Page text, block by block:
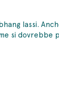
lassi.
si dovrebbe